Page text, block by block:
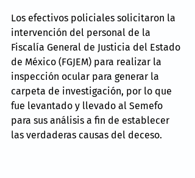
Los efectivos policiales solicitaron la
intervención del personal de la
Fiscalía General de Justicia del Estado
de México (FGJEM) para realizar la
inspección ocular para generar la
carpeta de investigación, por lo que
fue levantado y llevado al Semefo
para sus análisis a fin de establecer
las verdaderas causas del deceso.